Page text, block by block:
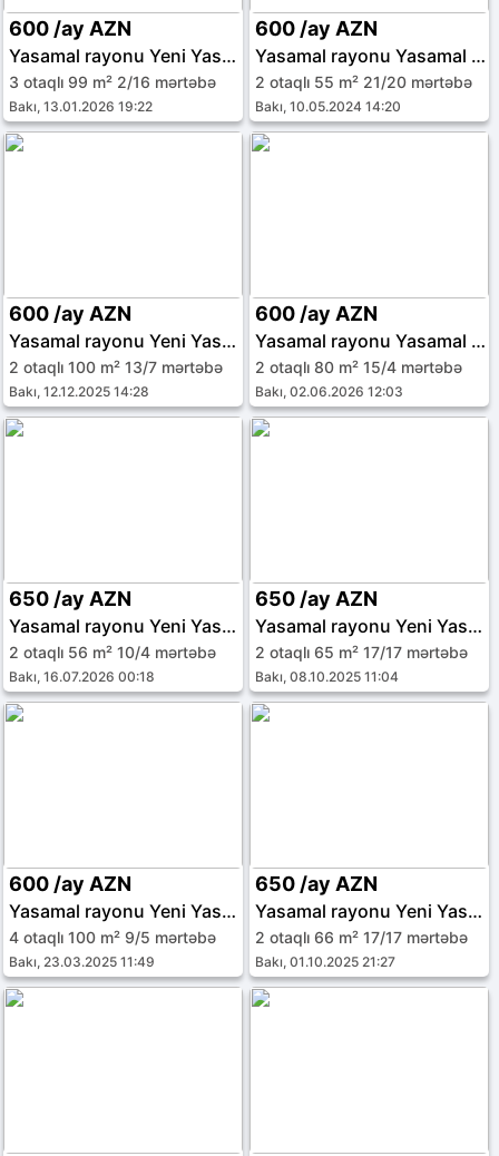
600 /ay AZN
Yasamal rayonu Yeni Yasamal qəs.
3 otaqlı 99 m² 2/16 mərtəbə
Bakı, 13.01.2026 19:22
600 /ay AZN
Yasamal rayonu Yasamal qəs.
2 otaqlı 55 m² 21/20 mərtəbə
Bakı, 10.05.2024 14:20
600 /ay AZN
Yasamal rayonu Yeni Yasamal qəs.
2 otaqlı 100 m² 13/7 mərtəbə
Bakı, 12.12.2025 14:28
600 /ay AZN
Yasamal rayonu Yasamal qəs.
2 otaqlı 80 m² 15/4 mərtəbə
Bakı, 02.06.2026 12:03
650 /ay AZN
Yasamal rayonu Yeni Yasamal qəs.
2 otaqlı 56 m² 10/4 mərtəbə
Bakı, 16.07.2026 00:18
650 /ay AZN
Yasamal rayonu Yeni Yasamal qəs.
2 otaqlı 65 m² 17/17 mərtəbə
Bakı, 08.10.2025 11:04
600 /ay AZN
Yasamal rayonu Yeni Yasamal qəs.
4 otaqlı 100 m² 9/5 mərtəbə
Bakı, 23.03.2025 11:49
650 /ay AZN
Yasamal rayonu Yeni Yasamal qəs.
2 otaqlı 66 m² 17/17 mərtəbə
Bakı, 01.10.2025 21:27